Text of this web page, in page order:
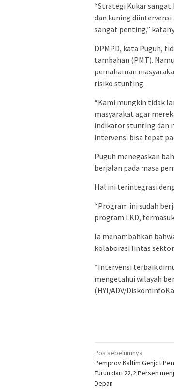
“Strategi Kukar sangat
dan kuning diintervensi
sangat penting,”
DPMPD, kata Puguh,
tambahan (PMT).
pemahaman
risiko stunting.
“Kami mungkin tidak
masyarakat agar
indikator stunting dan
intervensi bisa tepat
Puguh menegaskan
berjalan pada masa
Hal ini terintegrasi
“Program ini sudah
program LKD,
Ia menambahkan
kolaborasi lintas
“Intervensi terbaik
mengetahui wilayah
(HYI/ADV/
Navigasi
pos
Pos sebelumnya
Pemprov Kaltim Genjot
Turun dari 22,2 Persen
Depan